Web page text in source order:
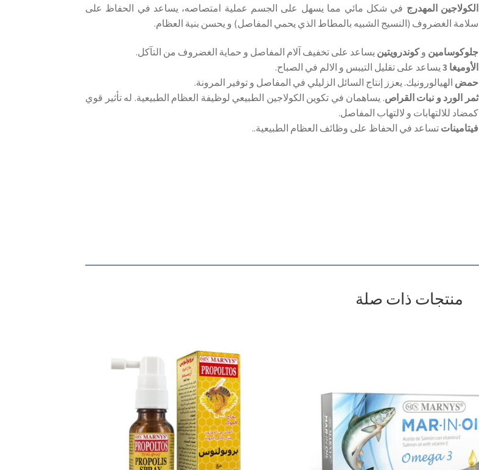
الكولاجين المهدرج في شكل مائي مما يسهل على الجسم عملية امتصاصه، يساعد في الحفاظ على
سلامة الغضروف (النسيج الشبيه بالمطاط الذي يحمي المفاصل) و يحسن بنية العظام.
جلوكوسامين وكوندرويتين يساعد على تخفيف آلام المفاصل و حماية الغضروف من التآكل.
الأوميغا 3
يساعد على تقليل التيبس و الالم في الصباح.
حمض الهيالورونيك. يعزز إنتاج السائل الزليلي في المفاصل و توفير المرونة.
ثمر الورد و نبات القراص. يساهمان في تكوين الكولاجين الطبيعي لوظيفة العظام الطبيعية. له تأثير قوي
كمضاد للالتهابات و لالتهاب المفاصل.
فيتاميناتتساعد في الحفاظ على وظائف العظام الطبيعية..
منتجات ذات صلة